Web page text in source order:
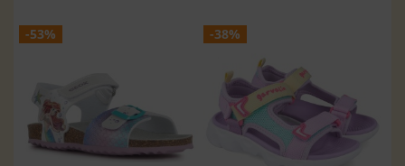
-53% -38%